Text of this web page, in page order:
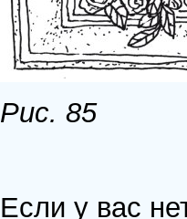
Рис. 85
Если у вас